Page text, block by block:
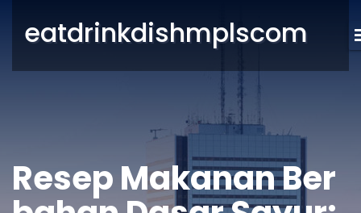
eatdrinkdishmplscom
Resep Makanan Ber